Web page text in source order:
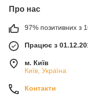
Про нас
97% позитивних з
Працює з
м. Київ
Київ, Україна
Контакти